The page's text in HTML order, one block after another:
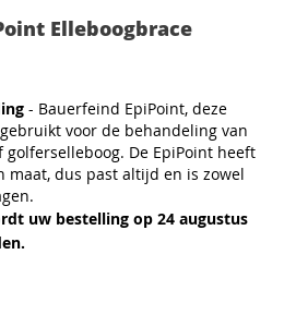
Elleboogbrace
- Bauerfeind EpiPoint, deze
voor de behandeling van
De EpiPoint heeft
maat, dus past altijd en is zowel
uw bestelling op 24 augustus